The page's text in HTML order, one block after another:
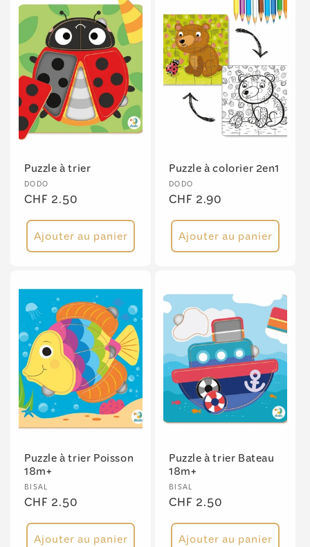
Puzzle à trier
Fournisseur :
DODO
Prix
habituel
CHF 2.50
Ajouter au panier
Puzzle à colorier 2en1
Fournisseur :
DODO
Prix
habituel
CHF 2.90
Ajouter au panier
Puzzle à trier Poisson
18m+
Fournisseur :
BISAL
Prix
habituel
CHF 2.50
Ajouter au panier
Puzzle à trier Bateau
18m+
Fournisseur :
BISAL
Prix
habituel
CHF 2.50
Ajouter au panier